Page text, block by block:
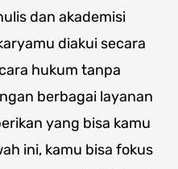
dan akademisi
diakui secara
hukum tanpa
berbagai layanan
yang bisa kamu
ini, kamu bisa fokus